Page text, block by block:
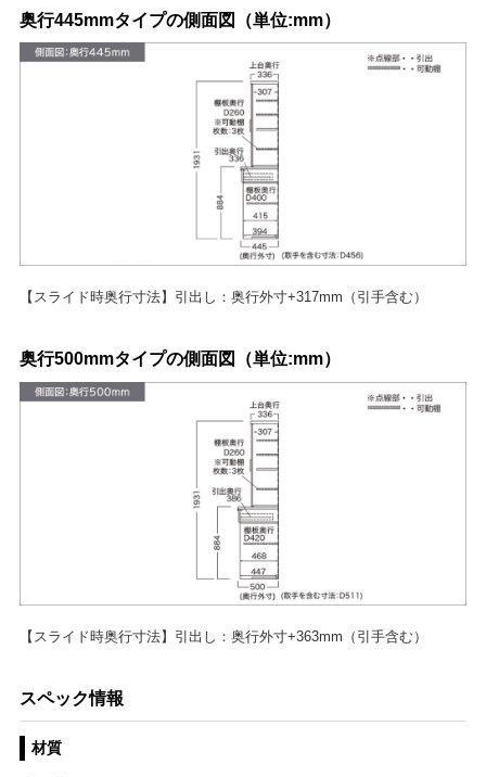
奥行445mmタイプの側面図（単位:mm）
【スライド時奥行寸法】引出し：奥行外寸+317mm（引手含む）
奥行500mmタイプの側面図（単位:mm）
【スライド時奥行寸法】引出し：奥行外寸+363mm（引手含む）
スペック情報
材質